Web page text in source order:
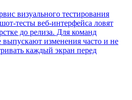
визуального тестирования
тесты веб-интерфейса ловят
до релиза. Для команд
выпускают изменения часто и не
каждый экран перед